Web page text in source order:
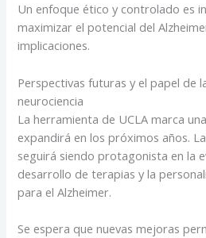
Un enfoque ético y controlado es
maximizar el potencial del
implicaciones.
Perspectivas futuras y el papel de
neurociencia
La herramienta de UCLA marca
expandirá en los próximos años.
seguirá siendo protagonista en la
desarrollo de terapias y la
para el Alzheimer.
Se espera que nuevas mejoras